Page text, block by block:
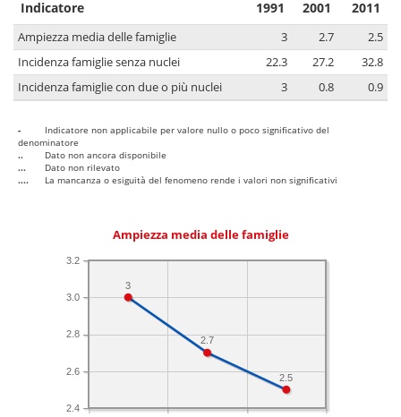
Indicatore 1991 2001 2011
Ampiezza media delle famiglie 3 2.7
2.5
Incidenza famiglie senza nuclei
22.3 27.2
32.8
Incidenza famiglie con due o più nuclei
3 0.8 0.9
-
Indicatore non applicabile per valore nullo o poco significativo del
denominatore
..
Dato non ancora disponibile
...
Dato non rilevato
....
La mancanza o esiguità del fenomeno rende i valori non significativi
Ampiezza media delle famiglie
2.4
2.6
2.8
3.0
3.2
2.5
2.7
3